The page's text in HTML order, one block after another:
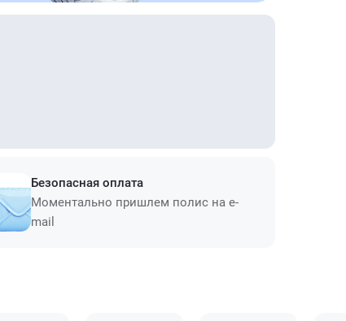
Безопасная оплата
Моментально пришлем полис на e-
mail